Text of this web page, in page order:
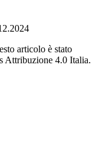
articolo è stato
Attribuzione 4.0 Italia.